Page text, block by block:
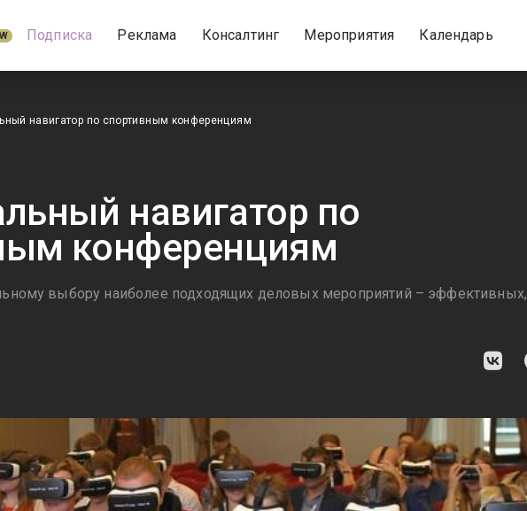
Подписка Реклама Консалтинг Мероприятия Календарь
навигатор по спортивным конференциям
навигатор по
конференциям
выбору наиболее подходящих деловых мероприятий – эффективных,